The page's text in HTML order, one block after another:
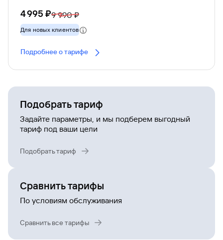
4 995 ₽9 990 ₽
Для новых клиентов
Подробнее о тарифе
Подобрать тариф
Задайте параметры, и мы подберем выгодный
тариф под ваши цели
Подобрать тариф
Сравнить тарифы
По условиям обслуживания
Сравнить все тарифы